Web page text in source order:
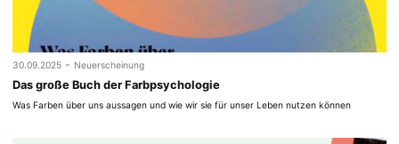
30.09.2025 - Neuerscheinung
Das große Buch der Farbpsychologie
Was Farben über uns aussagen und wie wir sie für unser Leben nutzen können